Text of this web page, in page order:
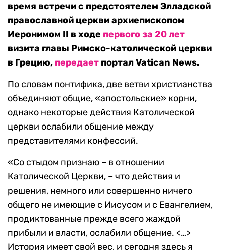
время встречи с предстоятелем Элладской
православной церкви архиепископом
Иеронимом II в ходе первого за 20 лет
визита главы Римско-католической церкви
в Грецию, передает портал Vatican News.
По словам понтифика, две ветви христианства
объединяют общие, «апостольские» корни,
однако некоторые действия Католической
церкви ослабили общение между
представителями конфессий.
«Со стыдом признаю – в отношении
Католической Церкви, – что действия и
решения, немного или совершенно ничего
общего не имеющие с Иисусом и с Евангелием,
продиктованные прежде всего жаждой
прибыли и власти, ослабили общение. <…>
История имеет свой вес, и сегодня здесь я